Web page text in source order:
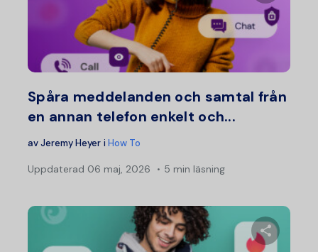
Dela
Spåra meddelanden och samtal från
en annan telefon enkelt och...
avJeremy Heyer i How To
Uppdaterad 06 maj, 2026 5 min läsning